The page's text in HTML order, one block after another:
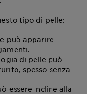
tipo di pelle:
può apparire
di pelle può
spesso senza
essere incline alla